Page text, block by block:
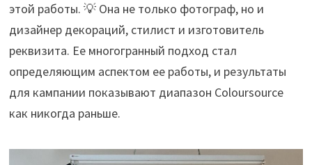
этой работы. 💡 Она не только фотограф, но и
дизайнер декораций, стилист и изготовитель
реквизита. Ее многогранный подход стал
определяющим аспектом ее работы, и результаты
для кампании показывают диапазон Coloursource
как никогда раньше.